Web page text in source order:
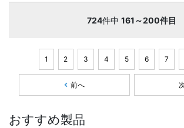
724件中 161～200件目
前へ
1 2 3 4 5 6 7
おすすめ製品